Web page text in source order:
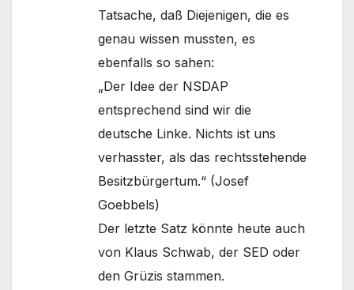
Tatsache, daß Diejenigen, die es
genau wissen mussten, es
ebenfalls so sahen:
„Der Idee der NSDAP
entsprechend sind wir die
deutsche Linke. Nichts ist uns
verhasster, als das rechtsstehende
Besitzbürgertum.“ (Josef
Goebbels)
Der letzte Satz könnte heute auch
von Klaus Schwab, der SED oder
den Grüzis stammen.